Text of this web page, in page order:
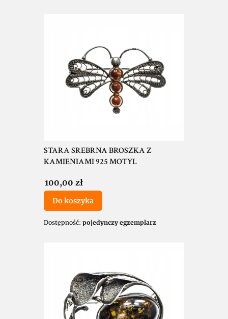
STARA SREBRNA BROSZKA Z
KAMIENIAMI 925 MOTYL
Cena
100,00 zł
Do koszyka
Dostępność: pojedynczy egzemplarz